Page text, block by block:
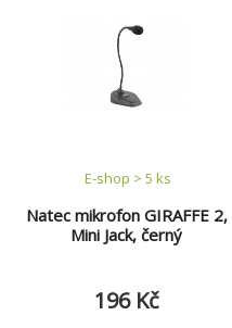
Natec mikrofon GIRAFFE 2,
Mini Jack, černý
E-shop > 5 ks
196 Kč